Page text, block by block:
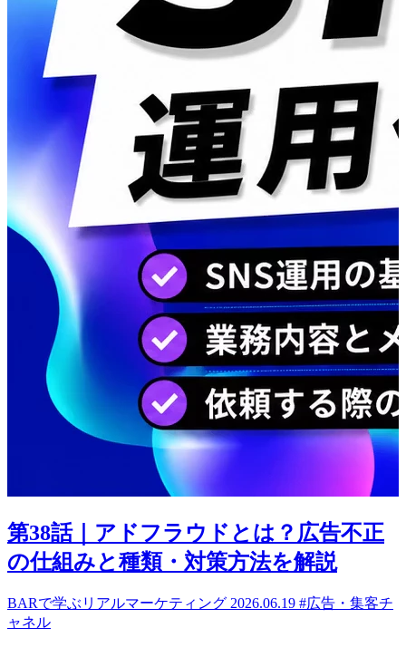
第38話｜アドフラウドとは？広告不正
の仕組みと種類・対策方法を解説
BARで学ぶリアルマーケティング 2026.06.19 #広告・集客チ
ャネル